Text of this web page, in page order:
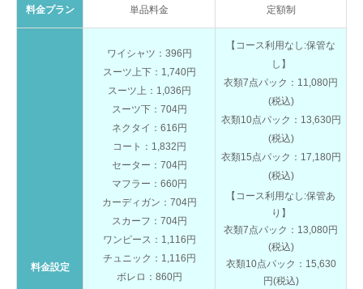
料金プラン 単品料金 定額制
料金設定
ワイシャツ：396円
スーツ上下：1,740円
スーツ上：1,036円
スーツ下：704円
ネクタイ：616円
コート：1,832円
セーター：704円
マフラー：660円
カーディガン：704円
スカーフ：704円
ワンピース：1,116円
チュニック：1,116円
ボレロ：860円
【コース利用なし:保管な
し】
衣類7点パック：11,080円
(税込)
衣類10点パック：13,630円
(税込)
衣類15点パック：17,180円
(税込)
【コース利用なし:保管あ
り】
衣類7点パック：13,080円
(税込)
衣類10点パック：15,630
円(税込)